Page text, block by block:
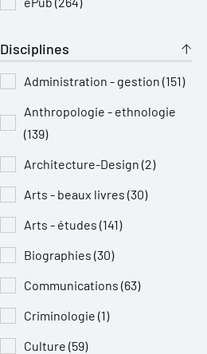
Disciplines
Administration - gestion (151)
Anthropologie - ethnologie
(139)
Architecture-Design (2)
Arts - beaux livres (30)
Arts - études (141)
Biographies (30)
Communications (63)
Criminologie (1)
Culture (59)